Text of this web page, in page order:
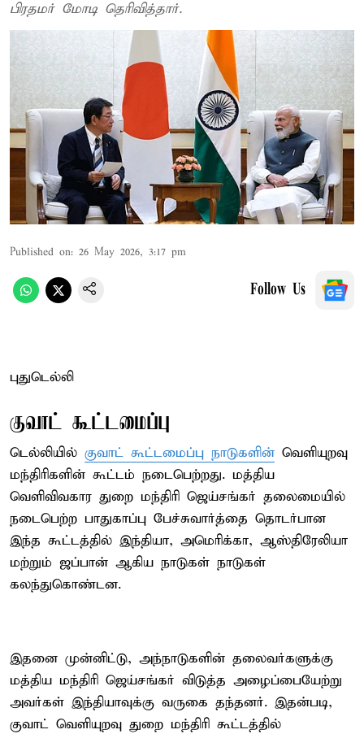
பிரதமர் மோடி தெரிவித்தார்.
Published on: 26 May 2026, 3:17 pm
Follow Us
புதுடெல்லி
குவாட் கூட்டமைப்பு
டெல்லியில் குவாட் கூட்டமைப்பு நாடுகளின் வெளியுறவு
மந்திரிகளின் கூட்டம் நடைபெற்றது. மத்திய
வெளிவிவகார துறை மந்திரி ஜெய்சங்கர் தலைமையில்
நடைபெற்ற பாதுகாப்பு பேச்சுவார்த்தை தொடர்பான
இந்த கூட்டத்தில் இந்தியா, அமெரிக்கா, ஆஸ்திரேலியா
மற்றும் ஜப்பான் ஆகிய நாடுகள் நாடுகள்
கலந்துகொண்டன.
இதனை முன்னிட்டு, அந்நாடுகளின் தலைவர்களுக்கு
மத்திய மந்திரி ஜெய்சங்கர் விடுத்த அழைப்பையேற்று
அவர்கள் இந்தியாவுக்கு வருகை தந்தனர். இதன்படி,
குவாட் வெளியுறவு துறை மந்திரி கூட்டத்தில்